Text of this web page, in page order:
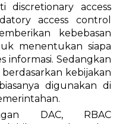
discretionary access
access control
kebebasan
menentukan siapa
informasi. Sedangkan
kebijakan
digunakan di
DAC, RBAC